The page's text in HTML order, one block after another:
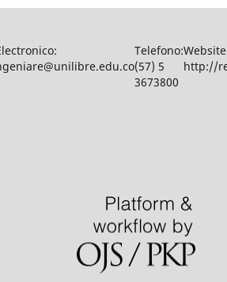
Telefono:
(57) 5
3673800
http://